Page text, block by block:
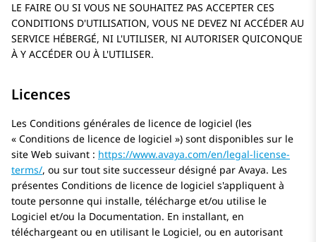
LE FAIRE OU SI VOUS NE SOUHAITEZ PAS ACCEPTER CES
CONDITIONS D'UTILISATION, VOUS NE DEVEZ NI ACCÉDER AU
SERVICE HÉBERGÉ, NI L'UTILISER, NI AUTORISER QUICONQUE
À Y ACCÉDER OU À L'UTILISER.
Licences
Les Conditions générales de licence de logiciel (les
« Conditions de licence de logiciel ») sont disponibles sur le
site Web suivant : https://www.avaya.com/en/legal-license-
terms/, ou sur tout site successeur désigné par Avaya. Les
présentes Conditions de licence de logiciel s'appliquent à
toute personne qui installe, télécharge et/ou utilise le
Logiciel et/ou la Documentation. En installant, en
téléchargeant ou en utilisant le Logiciel, ou en autorisant